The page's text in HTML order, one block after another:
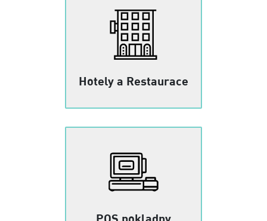
Hotely a Restaurace